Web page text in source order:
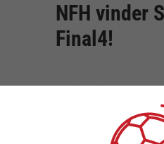
NFH vinder
Final4!
30. december 2018
For første gang i
kalde sig pokalmestre